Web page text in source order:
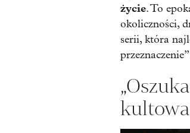
życie. To
okoliczności,
serii, która
przeznaczenie”